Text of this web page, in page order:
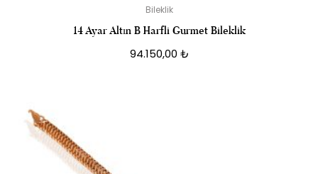
Bileklik
14 Ayar Altın B Harfli Gurmet Bileklik
94.150,00 ₺